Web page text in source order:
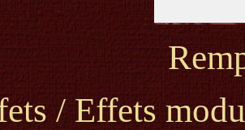
/ Effets